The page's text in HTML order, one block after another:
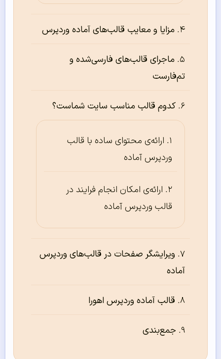
مزایا و معایب قالب‌های آماده وردپرس
ماجرای قالب‌های فارسی‌شده و
تم‌فارست
کدوم قالب مناسب سایت شماست؟
ارائه‌ی محتوای ساده با قالب
وردپرس آماده
ارائه‌ی امکان انجام فرایند در
قالب وردپرس آماده
ویرایشگر صفحات در قالب‌های وردپرس
آماده
قالب آماده وردپرس اهورا
جمع‌بندی